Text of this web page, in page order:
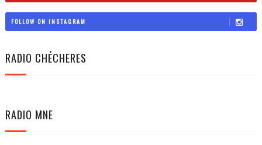
FOLLOW ON INSTAGRAM
RADIO CHÉCHERES
RADIO MNE